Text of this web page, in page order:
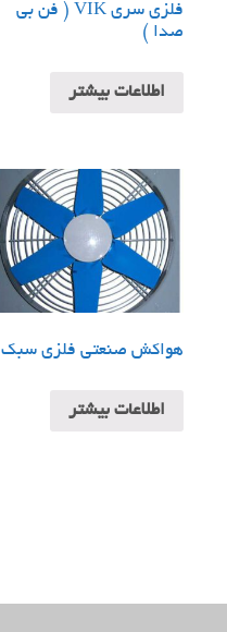
فلزی سری VIK ( فن بی
صدا )
اطلاعات بیشتر
هواکش صنعتی فلزی سبک
اطلاعات بیشتر